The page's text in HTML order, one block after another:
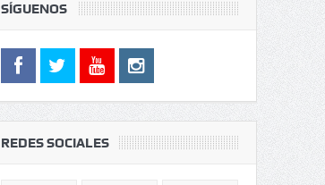
SÍGUENOS
REDES SOCIALES